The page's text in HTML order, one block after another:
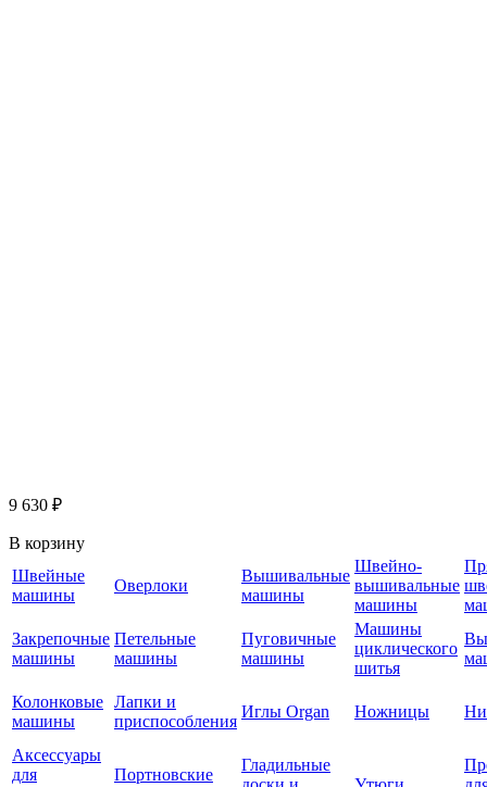
9 630 ₽
В корзину
Швейные
машины
Оверлоки
Вышивальные
машины
Швейно-
вышивальные
машины
Закрепочные
машины
Петельные
машины
Пуговичные
машины
Машины
циклического
шитья
Колонковые
машины
Лапки и
приспособления
Иглы Organ Ножницы
Аксессуары
для
Портновские
Гладильные